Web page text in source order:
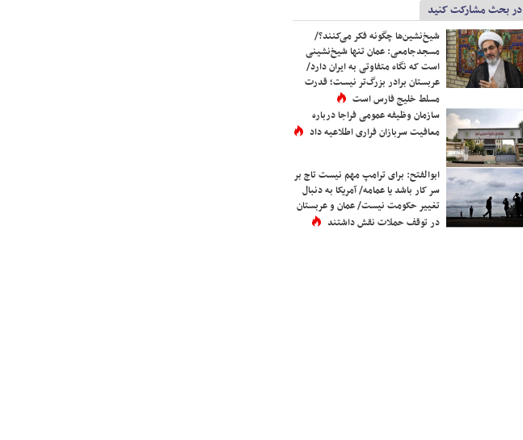
در بحث مشارکت کنید
شیخ‌نشین‌ها چگونه فکر می‌کنند؟/
مسجدجامعی: عمان تنها شیخ‌نشینی
است که نگاه متفاوتی به ایران دارد/
عربستان برادر بزرگ‌تر نیست؛ قدرت
مسلط خلیج فارس است
سازمان وظیفه عمومی فراجا درباره
معافیت سربازان فراری اطلاعیه داد
ابوالفتح: برای ترامپ مهم نیست تاج بر
سر کار باشد یا عمامه/ آمریکا به دنبال
تغییر حکومت نیست/ عمان و عربستان
در توقف حملات نقش داشتند